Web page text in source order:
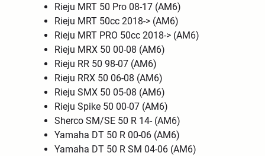
Rieju MRT 50 Pro 08-17 (AM6)
Rieju MRT 50cc 2018-> (AM6)
Rieju MRT PRO 50cc 2018-> (AM6)
Rieju MRX 50 00-08 (AM6)
Rieju RR 50 98-07 (AM6)
Rieju RRX 50 06-08 (AM6)
Rieju SMX 50 05-08 (AM6)
Rieju Spike 50 00-07 (AM6)
Sherco SM/SE 50 R 14- (AM6)
Yamaha DT 50 R 00-06 (AM6)
Yamaha DT 50 R SM 04-06 (AM6)